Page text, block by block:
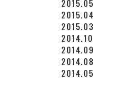
2015.05
2015.04
2015.03
2014.10
2014.09
2014.08
2014.05